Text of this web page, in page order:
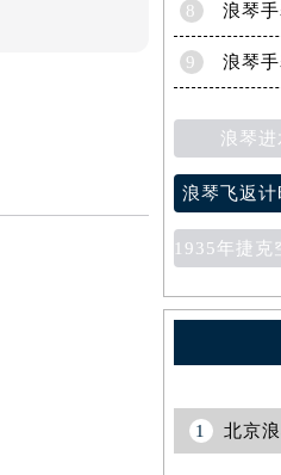
8 浪琴
9
浪琴进
浪琴飞返计
1